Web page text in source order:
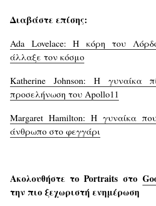
Διαβάστε επίσης:
Ada Lovelace: Η κόρη του
άλλαξε τον κόσμο
Katherine Johnson: Η γυναίκα
προσελήνωση του Apollo11
Margaret Hamilton: Η γυναίκα
άνθρωπο στο φεγγάρι
Ακολουθήστε το Portraits στο
την πιο ξεχωριστή ενημέρωση